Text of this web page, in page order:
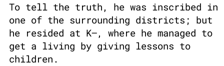
To tell the truth, he was inscribed in
one of the surrounding districts; but
he resided at K—, where he managed to
get a living by giving lessons to
children.